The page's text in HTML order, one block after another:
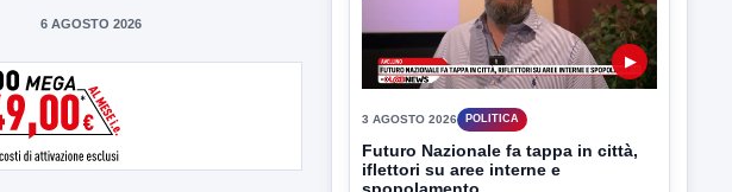
6 AGOSTO 2026
▶